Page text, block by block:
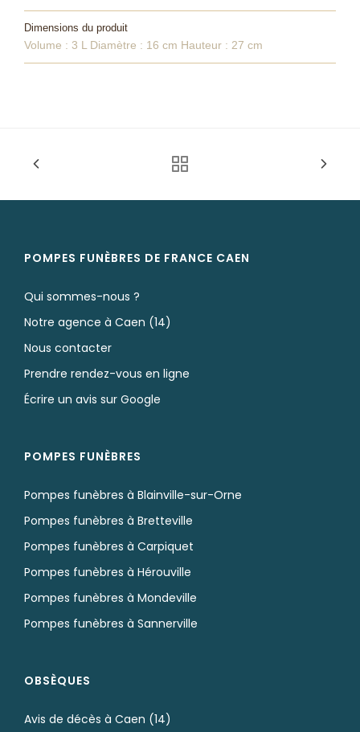
Nos monuments
Nos urnes funéraires
Dimensions du produit
Volume : 3 L Diamètre : 16 cm Hauteur : 27 cm
POMPES FUNÈBRES DE FRANCE CAEN
Qui sommes-nous ?
Notre agence à Caen (14)
Nous contacter
Prendre rendez-vous en ligne
Écrire un avis sur Google
POMPES FUNÈBRES
Pompes funèbres à Blainville-sur-Orne
Pompes funèbres à Bretteville
Pompes funèbres à Carpiquet
Pompes funèbres à Hérouville
Pompes funèbres à Mondeville
Pompes funèbres à Sannerville
OBSÈQUES
Avis de décès à Caen (14)